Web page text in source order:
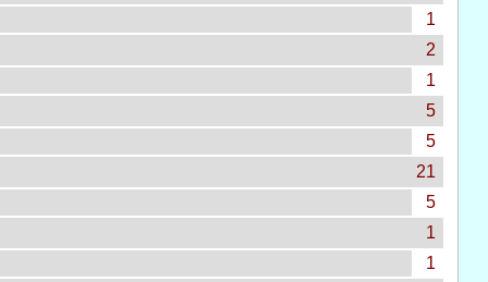
1
2
1
5
5
21
5
1
1